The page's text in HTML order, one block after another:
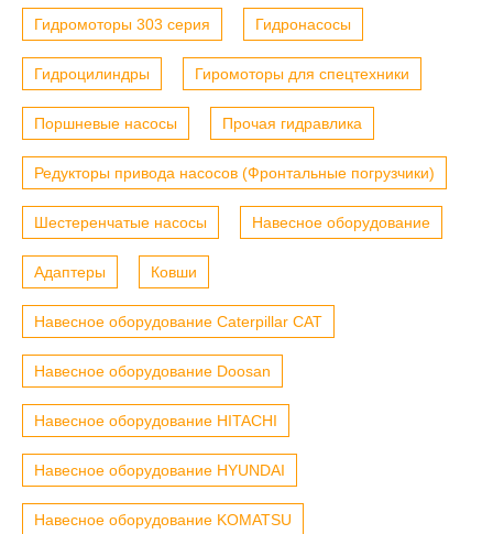
Гидромоторы 303 серия Гидронасосы
Гидроцилиндры Гиромоторы для спецтехники
Поршневые насосы Прочая гидравлика
Редукторы привода насосов (Фронтальные погрузчики)
Шестеренчатые насосы Навесное оборудование
Адаптеры Ковши
Навесное оборудование Caterpillar CAT
Навесное оборудование Doosan
Навесное оборудование HITACHI
Навесное оборудование HYUNDAI
Навесное оборудование KOMATSU